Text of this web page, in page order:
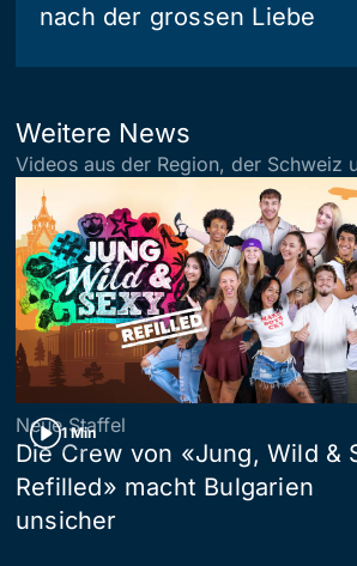
nach der grossen Liebe
Weitere News
Videos aus der Region, der Schweiz
1 Min
Neue Staffel
Die Crew von «Jung, Wild &
Refilled» macht Bulgarien
unsicher